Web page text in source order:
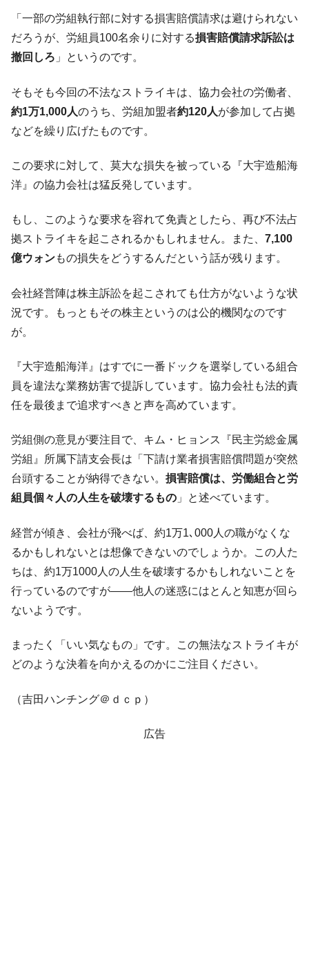
『Money1』
韓国大統領府ボンクラ政策室長が告発され
た ⇒ 国家が行った恐るべき株価操作であり、空前の国政壟
断
動」
『Money1』
中国だけが鉄鋼輸出を異常増加させる ⇒ 中
国の過剰生産が世界を蝕む。
種は全般的「不調」⇒ PSIが示す現況は決して良くない。
『Money1』
【米韓激突案件】韓国消費者院が『クーパ
『Money1』 韓国で猛暑。南東部では干ばつ
『Money1』
韓国型イージス搭載の次世代駆逐艦
「KDDX」1番艦、2032年竣工と公示
『Money1』
【対日本円】ウォン安が急進！ 日米の協調
に韓国がいっちょがみしたのでは。
『Money1』
『Money1』
在韓米国大使スティールが着韓！⇒ さっそ
く空港に詰めかけ「出て行け！」「極右勢力」のプラカー
ドを掲げる「在韓反米勢力」
『Money1』
韓国政府「2035年までに18.4GW規模のAIデ
ータセンター整備」⇒ だから無理だってば。
『Money1』
JPモルガン「韓国レバレッジETFの清算は
ほぼ終わった」
発。
『Money1』
韓国政府「ニセＫ-ブランドを通報しようキ
ャンペーン」⇒ あの名物教授も登場！
『Money1』
韓国「橋が落ちました」⇒ 耐久性「なさす
営業利益80.2％も減少
『Money1』
米国下院「韓国の公務員個人をターゲット
する差別。許してはおかぬ
「一部の労組執行部に対する損害賠償請求は避けられない
だろうが、労組員100名余りに対する損害賠償請求訴訟は
撤回しろ 」というのです。
そもそも今回の不法なストライキは、協力会社の労働者、
約1万1,000人のうち、労組加盟者約120人が参加して占拠
などを繰り広げたものです。
この要求に対して、莫大な損失を被っている『大宇造船海
洋』の協力会社は猛反発しています。
もし、このような要求を容れて免責としたら、再び不法占
拠ストライキを起こされるかもしれません。また、 7,100
億ウォンもの損失をどうするんだという話が残ります。
会社経営陣は株主訴訟を起こされても仕方がないような状
況です。もっともその株主というのは公的機関なのです
が。
『大宇造船海洋』はすでに一番ドックを選挙している組合
員を違法な業務妨害で提訴しています。協力会社も法的責
任を最後まで追求すべきと声を高めています。
労組側の意見が要注目で、キム・ヒョンス『民主労総金属
労組』所属下請支会長は「下請け業者損害賠償問題が突然
台頭することが納得できない。 損害賠償は、労働組合と労
組員個々人の人生を破壊するもの 」と述べています。
経営が傾き、会社が飛べば、約1万1､000人の職がなくな
るかもしれないとは想像できないのでしょうか。この人た
ちは、約1万1000人の人生を破壊するかもしれないことを
行っているのですが――他人の迷惑にはとんと知恵が回ら
ないようです。
まったく「いい気なもの」です。この無法なストライキが
どのような決着を向かえるのかにご注目ください。
（吉田ハンチング＠ｄｃｐ）
広告